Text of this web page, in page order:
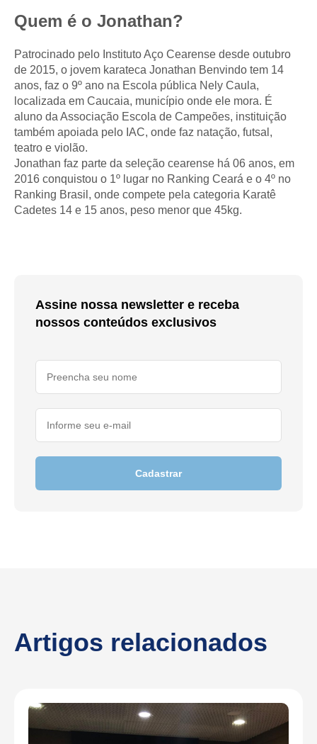
Quem é o Jonathan?
Patrocinado pelo Instituto Aço Cearense desde outubro
de 2015, o jovem karateca Jonathan Benvindo tem 14
anos, faz o 9º ano na Escola pública Nely Caula,
localizada em Caucaia, município onde ele mora. É
aluno da Associação Escola de Campeões, instituição
também apoiada pelo IAC, onde faz natação, futsal,
teatro e violão.
Jonathan faz parte da seleção cearense há 06 anos, em
2016 conquistou o 1º lugar no Ranking Ceará e o 4º no
Ranking Brasil, onde compete pela categoria Karatê
Cadetes 14 e 15 anos, peso menor que 45kg.
Assine nossa newsletter e receba
nossos conteúdos exclusivos
Cadastrar
Artigos relacionados